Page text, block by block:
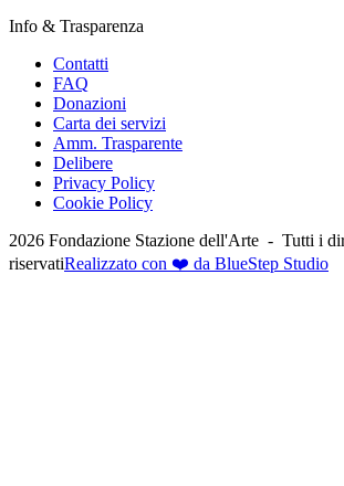
Info & Trasparenza
Contatti
FAQ
Donazioni
Carta dei servizi
Amm. Trasparente
Delibere
Privacy Policy
Cookie Policy
2026 Fondazione Stazione dell'Arte - Tutti i
riservatiRealizzato con ❤️ da BlueStep Studio